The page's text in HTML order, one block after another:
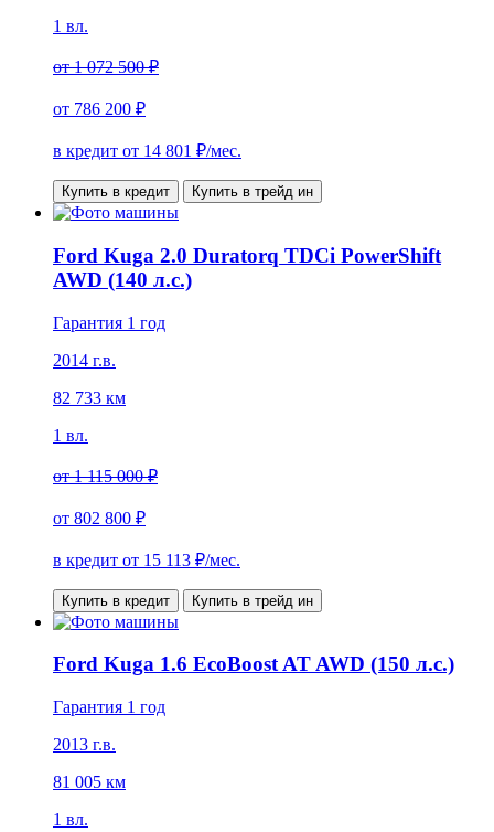
1 вл.
от1 072 500 ₽
от 786 200 ₽
в кредит от 14 801 ₽/мес.
Купить в кредит Купить в трейд ин
Ford Kuga 2.0 Duratorq TDCi PowerShift
AWD (140 л.с.)
Гарантия 1 год
2014 г.в.
82 733 км
1 вл.
от1 115 000 ₽
от 802 800 ₽
в кредит от 15 113 ₽/мес.
Купить в кредит Купить в трейд ин
Ford Kuga 1.6 EcoBoost AT AWD (150 л.с.)
Гарантия 1 год
2013 г.в.
81 005 км
1 вл.